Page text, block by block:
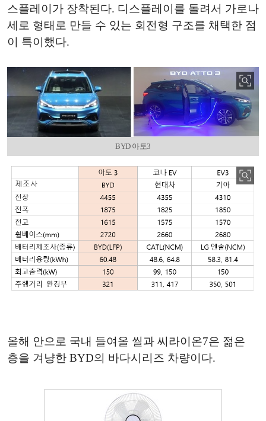
스플레이가 장착된다. 디스플레이를 돌려서 가로나
세로 형태로 만들 수 있는 회전형 구조를 채택한 점
이 특이했다.
BYD 아토3
올해 안으로 국내 들여올 씰과 씨라이온7은 젊은
층을 겨냥한 BYD의 바다시리즈 차량이다.